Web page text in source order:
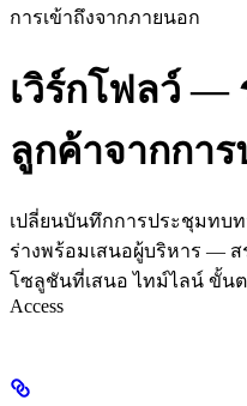
การเข้าถึงจากภายนอก
เวิร์กโฟลว์ —
ลูกค้าจากการ
เปลี่ยนบันทึกการประชุมทบ
ร่างพร้อมเสนอผู้บริหาร —
โซลูชันที่เสนอ ไทม์ไลน์ ขั้นต
Access